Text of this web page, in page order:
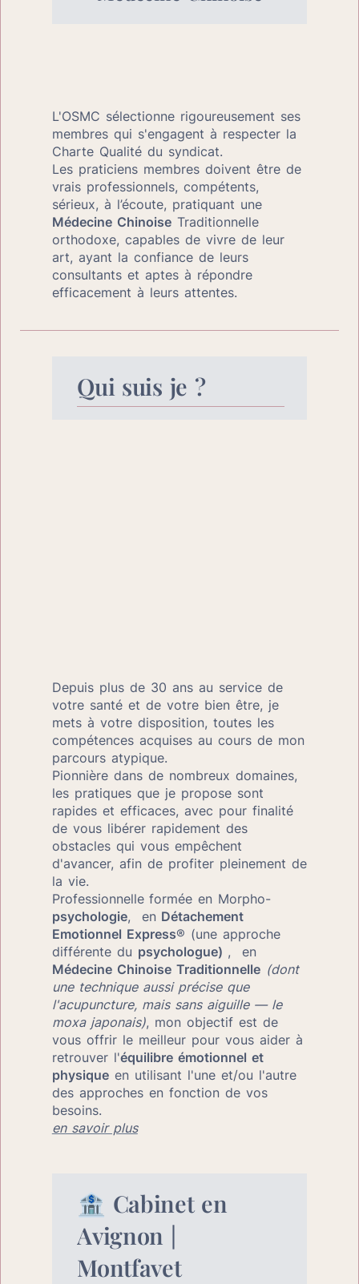
L'OSMC sélectionne rigoureusement ses
membres qui s'engagent à respecter la
Charte Qualité du syndicat.
Les praticiens membres doivent être de
vrais professionnels, compétents,
sérieux, à l’écoute, pratiquant une
Médecine Chinoise Traditionnelle
orthodoxe, capables de vivre de leur
art, ayant la confiance de leurs
consultants et aptes à répondre
efficacement à leurs attentes.
Qui suis je ?
Depuis plus de 30 ans au service de
votre santé et de votre bien être, je
mets à votre disposition, toutes les
compétences acquises au cours de mon
parcours atypique.
Pionnière dans de nombreux domaines,
les pratiques que je propose sont
rapides et efficaces, avec pour finalité
de vous libérer rapidement des
obstacles qui vous empêchent
d'avancer, afin de profiter pleinement de
la vie.
Professionnelle formée en Morpho-
psychologie,  en Détachement
Emotionnel Express® (une approche
différente du psychologue)
,  en
Médecine Chinoise Traditionnelle (dont
une technique aussi précise que
l'acupuncture, mais sans aiguille — le
moxa japonais), mon objectif est de
vous offrir le meilleur pour vous aider à
retrouver l'équilibre émotionnel et
physique en utilisant l'une et/ou l'autre
des approches en fonction de vos
besoins.
en savoir plus
🏦 Cabinet en
Avignon |
Montfavet